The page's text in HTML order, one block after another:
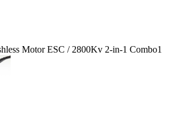
Motor ESC / 2800Kv 2-in-1 Combo1